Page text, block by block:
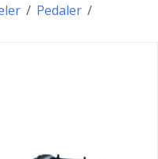
/ /
Pedaler